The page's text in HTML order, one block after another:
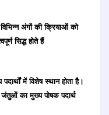
अंगों की क्रियाओं को
सिद्ध होते हैं
में विशेष स्थान होता है।
जंतुओं का मुख्य पोषक पदार्थ